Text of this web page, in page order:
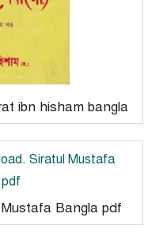
ibn hisham bangla
Mustafa Bangla pdf